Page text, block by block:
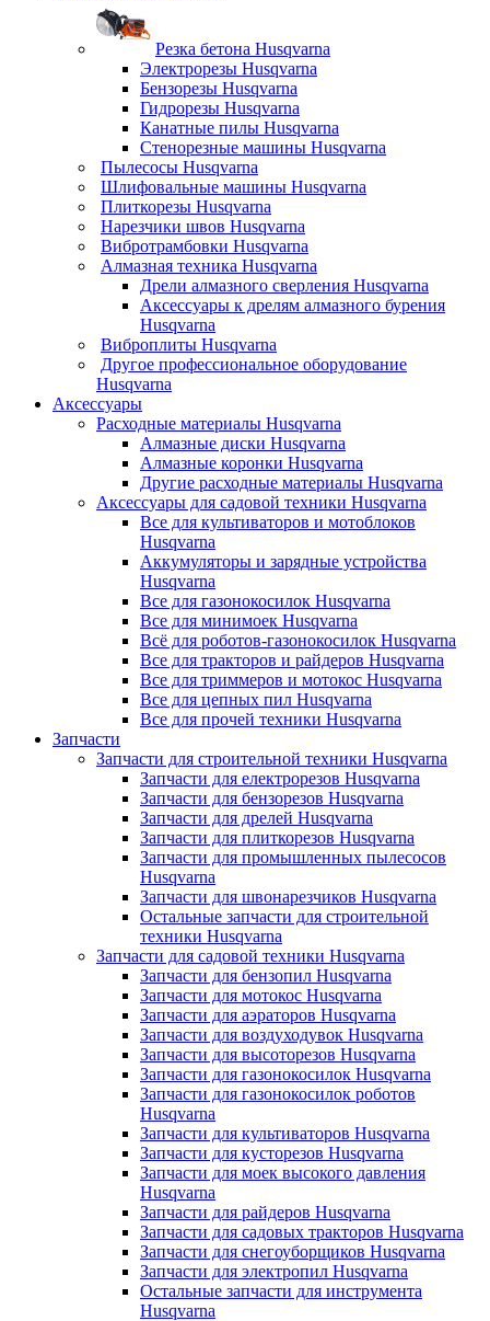
Резка бетона Husqvarna
Электрорезы Husqvarna
Бензорезы Husqvarna
Гидрорезы Husqvarna
Канатные пилы Husqvarna
Стенорезные машины Husqvarna
Пылесосы Husqvarna
Шлифовальные машины Husqvarna
Плиткорезы Husqvarna
Нарезчики швов Husqvarna
Вибротрамбовки Husqvarna
Алмазная техника Husqvarna
Дрели алмазного сверления Husqvarna
Аксессуары к дрелям алмазного бурения
Husqvarna
Виброплиты Husqvarna
Другое профессиональное оборудование
Husqvarna
Аксессуары
Расходные материалы Husqvarna
Алмазные диски Husqvarna
Алмазные коронки Husqvarna
Другие расходные материалы Husqvarna
Аксессуары для садовой техники Husqvarna
Все для культиваторов и мотоблоков
Husqvarna
Аккумуляторы и зарядные устройства
Husqvarna
Все для газонокосилок Husqvarna
Все для минимоек Husqvarna
Всё для роботов-газонокосилок Husqvarna
Все для тракторов и райдеров Husqvarna
Все для триммеров и мотокос Husqvarna
Все для цепных пил Husqvarna
Все для прочей техники Husqvarna
Запчасти
Запчасти для строительной техники Husqvarna
Запчасти для електрорезов Husqvarna
Запчасти для бензорезов Husqvarna
Запчасти для дрелей Husqvarna
Запчасти для плиткорезов Husqvarna
Запчасти для промышленных пылесосов
Husqvarna
Запчасти для швонарезчиков Husqvarna
Остальные запчасти для строительной
техники Husqvarna
Запчасти для садовой техники Husqvarna
Запчасти для бензопил Husqvarna
Запчасти для мотокос Husqvarna
Запчасти для аэраторов Husqvarna
Запчасти для воздуходувок Husqvarna
Запчасти для высоторезов Husqvarna
Запчасти для газонокосилок Husqvarna
Запчасти для газонокосилок роботов
Husqvarna
Запчасти для культиваторов Husqvarna
Запчасти для кусторезов Husqvarna
Запчасти для моек высокого давления
Husqvarna
Запчасти для райдеров Husqvarna
Запчасти для садовых тракторов Husqvarna
Запчасти для снегоуборщиков Husqvarna
Запчасти для электропил Husqvarna
Остальные запчасти для инструмента
Husqvarna